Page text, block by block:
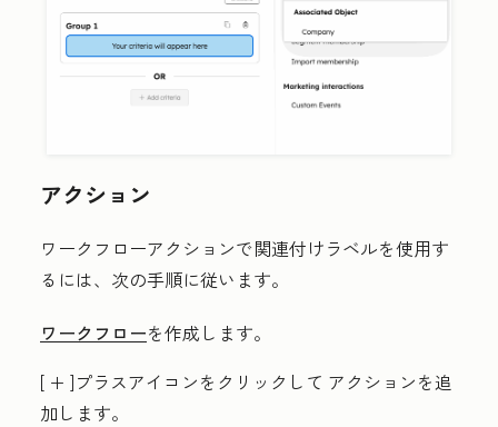
アクション
ワークフローアクションで関連付けラベルを使用す
るには、次の手順に従います。
ワークフローを作成します。
[ + ]プラスアイコンをクリックして アクションを追
加します。